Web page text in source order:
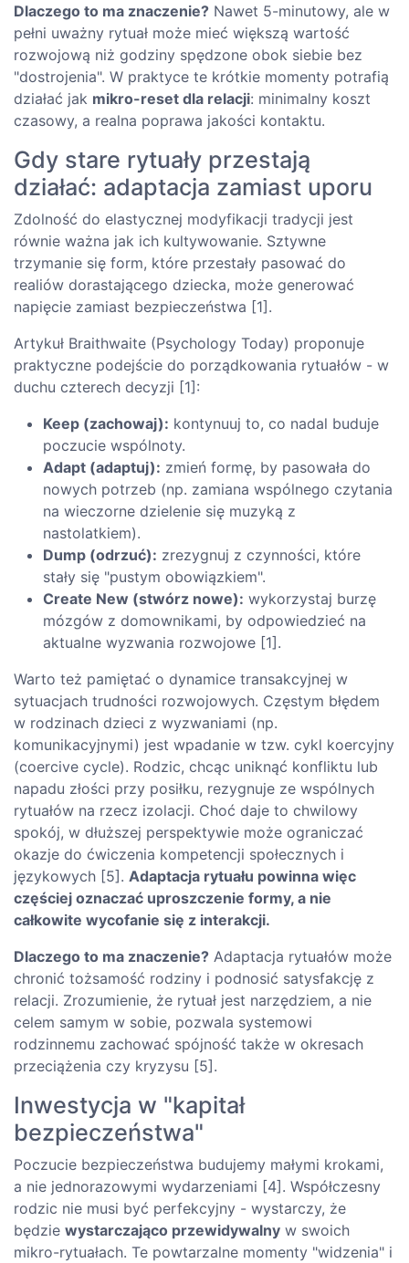
Dlaczego to ma znaczenie? Nawet 5-minutowy, ale w
pełni uważny rytuał może mieć większą wartość
rozwojową niż godziny spędzone obok siebie bez
"dostrojenia". W praktyce te krótkie momenty potrafią
działać jak mikro-reset dla relacji: minimalny koszt
czasowy, a realna poprawa jakości kontaktu.
Gdy stare rytuały przestają
działać: adaptacja zamiast uporu
Zdolność do elastycznej modyfikacji tradycji jest
równie ważna jak ich kultywowanie. Sztywne
trzymanie się form, które przestały pasować do
realiów dorastającego dziecka, może generować
napięcie zamiast bezpieczeństwa [1].
Artykuł Braithwaite (Psychology Today) proponuje
praktyczne podejście do porządkowania rytuałów - w
duchu czterech decyzji [1]:
Keep (zachowaj): kontynuuj to, co nadal buduje
poczucie wspólnoty.
Adapt (adaptuj): zmień formę, by pasowała do
nowych potrzeb (np. zamiana wspólnego czytania
na wieczorne dzielenie się muzyką z
nastolatkiem).
Dump (odrzuć): zrezygnuj z czynności, które
stały się "pustym obowiązkiem".
Create New (stwórz nowe): wykorzystaj burzę
mózgów z domownikami, by odpowiedzieć na
aktualne wyzwania rozwojowe [1].
Warto też pamiętać o dynamice transakcyjnej w
sytuacjach trudności rozwojowych. Częstym błędem
w rodzinach dzieci z wyzwaniami (np.
komunikacyjnymi) jest wpadanie w tzw. cykl koercyjny
(coercive cycle). Rodzic, chcąc uniknąć konfliktu lub
napadu złości przy posiłku, rezygnuje ze wspólnych
rytuałów na rzecz izolacji. Choć daje to chwilowy
spokój, w dłuższej perspektywie może ograniczać
okazje do ćwiczenia kompetencji społecznych i
językowych [5]. Adaptacja rytuału powinna więc
częściej oznaczać uproszczenie formy, a nie
całkowite wycofanie się z interakcji.
Dlaczego to ma znaczenie? Adaptacja rytuałów może
chronić tożsamość rodziny i podnosić satysfakcję z
relacji. Zrozumienie, że rytuał jest narzędziem, a nie
celem samym w sobie, pozwala systemowi
rodzinnemu zachować spójność także w okresach
przeciążenia czy kryzysu [5].
Inwestycja w "kapitał
bezpieczeństwa"
Poczucie bezpieczeństwa budujemy małymi krokami,
a nie jednorazowymi wydarzeniami [4]. Współczesny
rodzic nie musi być perfekcyjny - wystarczy, że
będzie wystarczająco przewidywalny w swoich
mikro-rytuałach. Te powtarzalne momenty "widzenia" i